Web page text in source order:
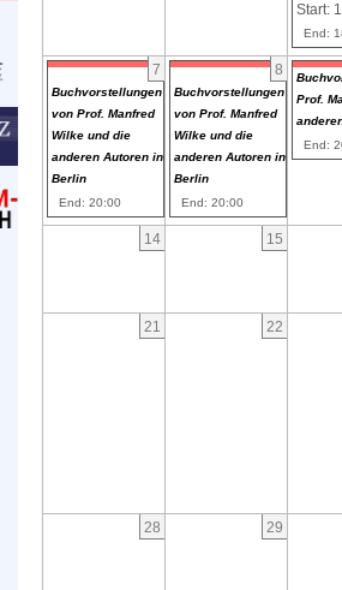
Start:
End:
7
Buchvorstellungen
von Prof. Manfred
Wilke und die
anderen Autoren in
Berlin
End: 20:00
8
Buchvorstellungen
von Prof. Manfred
Wilke und die
anderen Autoren in
Berlin
End: 20:00
Prof.
End:
14 15
21 22
28 29